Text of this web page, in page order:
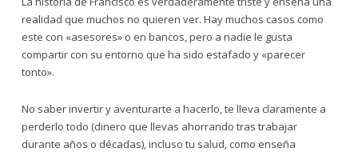
realidad que muchos no quieren ver. Hay muchos casos como
este con «asesores» o en bancos, pero a nadie le gusta
compartir con su entorno que ha sido estafado y «parecer
tonto».
No saber invertir y aventurarte a hacerlo, te lleva claramente a
perderlo todo (dinero que llevas ahorrando tras trabajar
durante años o décadas), incluso tu salud, como enseña